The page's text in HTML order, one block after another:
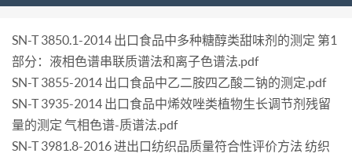
SN-T 3850.1-2014 出口食品中多种糖醇类甜味剂的测定 第1
部分：液相色谱串联质谱法和离子色谱法.pdf
SN-T 3855-2014 出口食品中乙二胺四乙酸二钠的测定.pdf
SN-T 3935-2014 出口食品中烯效唑类植物生长调节剂残留
量的测定 气相色谱-质谱法.pdf
SN-T 3981.8-2016 进出口纺织品质量符合性评价方法 纺织